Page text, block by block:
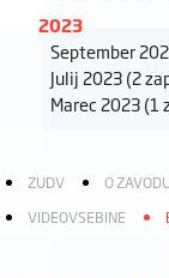
2023
September
Julij 2023(2
Marec 2023(1
ZUDV O
VIDEOVSEBINE